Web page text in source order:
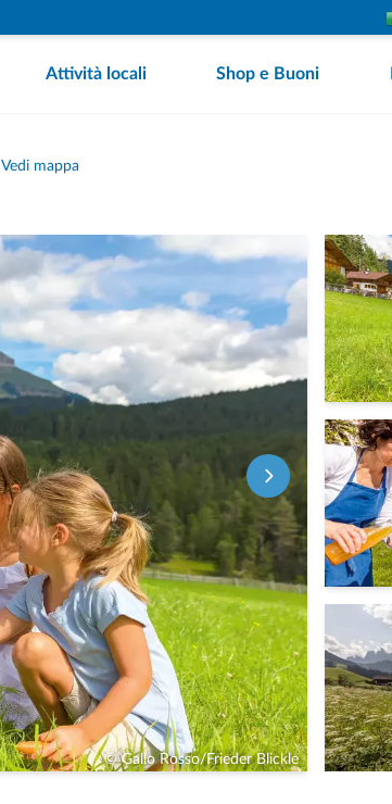
Attività locali Shop e Buoni
Vedi mappa
© Gallo Rosso/Frieder Blickle